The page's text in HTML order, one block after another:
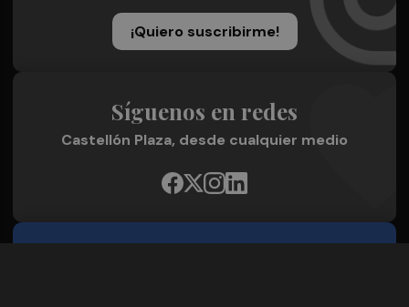
¡Quiero suscribirme!
Síguenos en redes
Castellón Plaza, desde cualquier medio